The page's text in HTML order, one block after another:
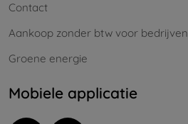
Contact
Aankoop zonder btw voor bedrijven
Groene energie
Mobiele applicatie